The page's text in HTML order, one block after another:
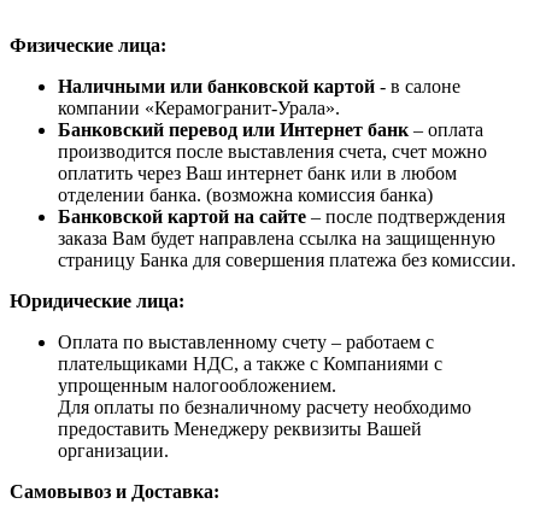
Физические лица:
Наличными или банковской картой - в салоне
компании «Керамогранит-Урала».
Банковский перевод или Интернет банк – оплата
производится после выставления счета, счет можно
оплатить через Ваш интернет банк или в любом
отделении банка. (возможна комиссия банка)
Банковской картой на сайте – после подтверждения
заказа Вам будет направлена ссылка на защищенную
страницу Банка для совершения платежа без комиссии.
Юридические лица:
Оплата по выставленному счету – работаем с
плательщиками НДС, а также с Компаниями с
упрощенным налогообложением.
Для оплаты по безналичному расчету необходимо
предоставить Менеджеру реквизиты Вашей
организации.
Самовывоз и Доставка: